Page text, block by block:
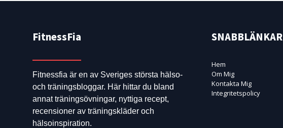
FitnessFia
Fitnessfia är en av Sveriges största hälso-
och träningsbloggar. Här hittar du bland
annat träningsövningar, nyttiga recept,
recensioner av träningskläder och
hälsoinspiration.
SNABBLÄNKAR
Hem
Om Mig
Kontakta Mig
Integritetspolicy